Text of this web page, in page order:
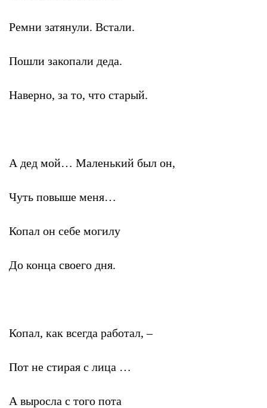
Ремни затянули. Встали.
Пошли закопали деда.
Наверно, за то, что старый.
А дед мой… Маленький был он,
Чуть повыше меня…
Копал он себе могилу
До конца своего дня.
Копал, как всегда работал, –
Пот не стирая с лица …
А выросла с того пота